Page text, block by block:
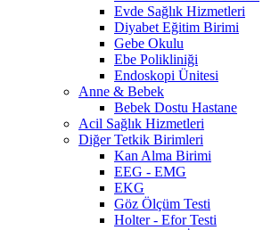
Evde Sağlık Hizmetleri
Diyabet Eğitim Birimi
Gebe Okulu
Ebe Polikliniği
Endoskopi Ünitesi
Anne & Bebek
Bebek Dostu Hastane
Acil Sağlık Hizmetleri
Diğer Tetkik Birimleri
Kan Alma Birimi
EEG - EMG
EKG
Göz Ölçüm Testi
Holter - Efor Testi